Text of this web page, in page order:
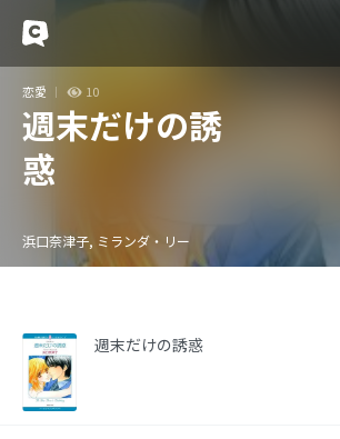
恋愛 10
週末だけの誘
惑
浜口奈津子, ミランダ・リー
週末だけの誘惑